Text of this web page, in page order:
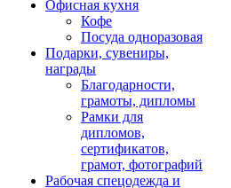
Офисная кухня
Кофе
Посуда одноразовая
Подарки, сувениры,
награды
Благодарности,
грамоты, дипломы
Рамки для
дипломов,
сертификатов,
грамот, фотографий
Рабочая спецодежда и